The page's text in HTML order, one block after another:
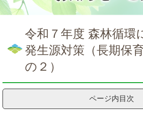
令和７年度 森林循環
発生源対策（長期保
の２）
ページ内目次